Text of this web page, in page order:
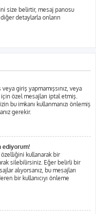
size belirtir, mesaj panosu
detaylarla onların
giriş yapmamışsınız, veya
özel mesajları iptal etmiş.
bu imkanı kullanmanızı önlemiş
gerekir.
ediyorum!
özelliğini kullanarak bir
silebilirsiniz. Eğer belirli bir
alıyorsanız, bu mesajları
bir kullanıcıyı önleme